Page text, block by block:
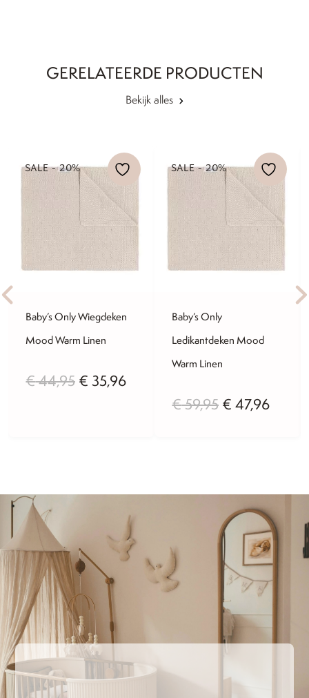
GERELATEERDE PRODUCTEN
Bekijk alles
SALE - 20%
Baby’s Only Wiegdeken
Mood Warm Linen
€44,95 Oorspronkelijke
€ 35,96Huidige
SALE - 20%
Baby’s Only
Ledikantdeken Mood
Warm Linen
€59,95
€ 59,95.
€ 47,96
€